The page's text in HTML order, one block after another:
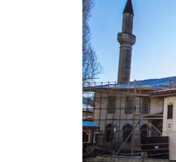
УКРАЇНСЬКА ПРОБЛЕМА КРИМУ